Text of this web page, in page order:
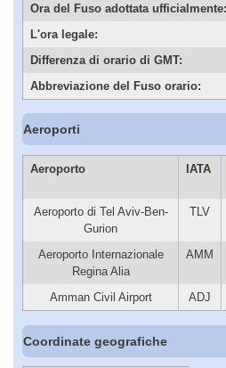
Ora del Fuso adottata ufficialmente:
L'ora legale:
Differenza di orario di GMT:
Abbreviazione del Fuso orario:
Aeroporti
Aeroporto IATA
Aeroporto di Tel Aviv-Ben-
Gurion
TLV
Aeroporto Internazionale
Regina Alia
AMM
Amman Civil Airport ADJ
Coordinate geografiche